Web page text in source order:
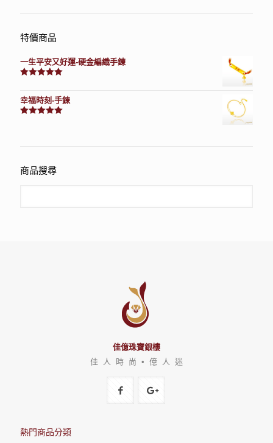
特價商品
一生平安又好運-硬金編織手鍊
幸福時刻-手鍊
商品搜尋
佳億珠寶銀樓
佳 人 時 尚 • 億 人 迷
熱門商品分類